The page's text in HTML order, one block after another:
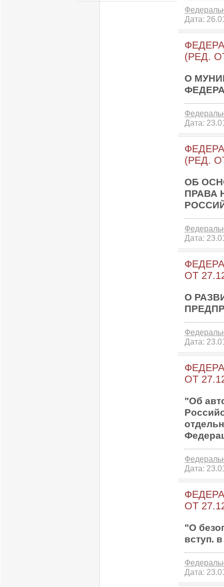
Дата:
(РЕД.
О
Дата:
(РЕД.
ОБ
ПРАВА
Дата:
ОТ
О
Дата:
ОТ
"Об
Дата:
ОТ
"О
вступ.
Дата: